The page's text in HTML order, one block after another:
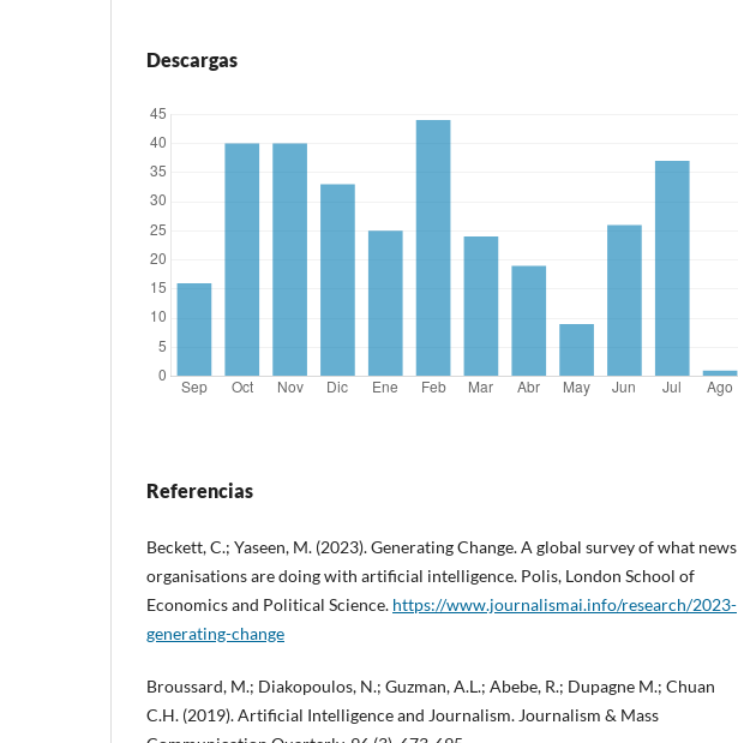
Descargas
Referencias
Beckett, C.; Yaseen, M. (2023). Generating Change. A global survey of what news
organisations are doing with artificial intelligence. Polis, London School of
Economics and Political Science. https://www.journalismai.info/research/2023-
generating-change
Broussard, M.; Diakopoulos, N.; Guzman, A.L.; Abebe, R.; Dupagne M.; Chuan
C.H. (2019). Artificial Intelligence and Journalism. Journalism & Mass